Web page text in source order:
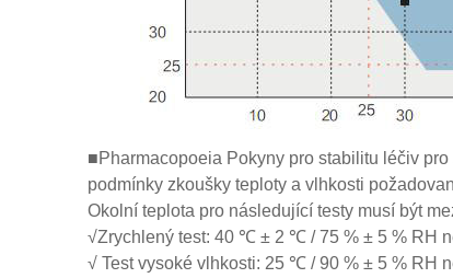
■Pharmacopoeia Pokyny pro stabilitu léčiv
podmínky zkoušky teploty a vlhkosti
Okolní teplota pro následující testy musí být
√Zrychlený test: 40 ℃ ± 2 ℃ / 75 % ± 5 % RH
√ Test vysoké vlhkosti: 25 ℃ / 90 % ± 5 % RH